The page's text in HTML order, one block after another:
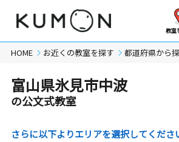
教室
HOME お近くの教室を探す 都道府県から
富山県氷見市中波
の公文式教室
さらに以下よりエリアを選択してくださ